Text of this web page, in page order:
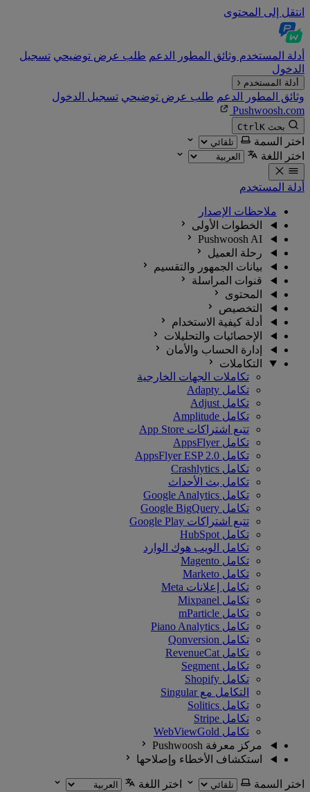
انتقل إلى المحتوى
أدلة المستخدم وثائق المطور الدعم طلب عرض توضيحي تسجيل
الدخول
أدلة المستخدم
وثائق المطور الدعم طلب عرض توضيحي تسجيل الدخول
Pushwoosh.com
بحث CtrlK
اختر السمة
اختر اللغة
أدلة المستخدم
ملاحظات الإصدار
الخطوات الأولى
Pushwoosh AI
رحلة العميل
بيانات الجمهور والتقسيم
قنوات المراسلة
المحتوى
التخصيص
أدلة كيفية الاستخدام
الإحصائيات والتحليلات
إدارة الحساب والأمان
التكاملات
تكاملات الجهات الخارجية
تكامل Adapty
تكامل Adjust
تكامل Amplitude
تتبع اشتراكات App Store
تكامل AppsFlyer
تكامل AppsFlyer ESP 2.0
تكامل Crashlytics
تكامل بث الأحداث
تكامل Google Analytics
تكامل Google BigQuery
تتبع اشتراكات Google Play
تكامل HubSpot
تكامل الويب هوك الوارد
تكامل Magento
تكامل Marketo
تكامل إعلانات Meta
تكامل Mixpanel
تكامل mParticle
تكامل Piano Analytics
تكامل Qonversion
تكامل RevenueCat
تكامل Segment
تكامل Shopify
التكامل مع Singular
تكامل Solitics
تكامل Stripe
تكامل WebViewGold
مركز معرفة Pushwoosh
استكشاف الأخطاء وإصلاحها
اختر السمة
اختر اللغة